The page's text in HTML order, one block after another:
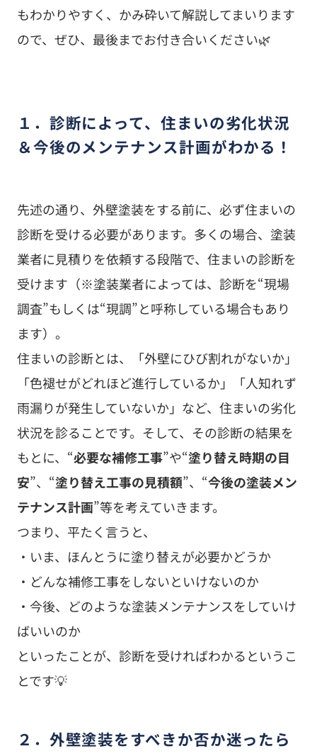
もわかりやすく、かみ砕いて解説してまいります
ので、ぜひ、最後までお付き合いください🌿
１．診断によって、住まいの劣化状況
＆今後のメンテナンス計画がわかる！
先述の通り、外壁塗装をする前に、必ず住まいの
診断を受ける必要があります。多くの場合、塗装
業者に見積りを依頼する段階で、住まいの診断を
受けます（※塗装業者によっては、診断を“現場
調査”もしくは“現調”と呼称している場合もあり
ます）。
住まいの診断とは、「外壁にひび割れがないか」
「色褪せがどれほど進行しているか」「人知れず
雨漏りが発生していないか」など、住まいの劣化
状況を診ることです。そして、その診断の結果を
もとに、“必要な補修工事”や“塗り替え時期の目
安”、“塗り替え工事の見積額”、“今後の塗装メン
テナンス計画”等を考えていきます。
つまり、平たく言うと、
・いま、ほんとうに塗り替えが必要かどうか
・どんな補修工事をしないといけないのか
・今後、どのような塗装メンテナンスをしていけ
ばいいのか
といったことが、診断を受ければわかるというこ
とです💡
２．外壁塗装をすべきか否か迷ったら